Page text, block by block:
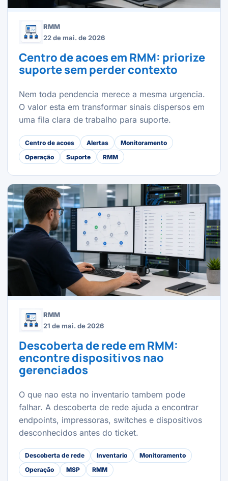
RMM
22 de mai. de 2026
Centro de acoes em RMM: priorize
suporte sem perder contexto
Nem toda pendencia merece a mesma urgencia.
O valor esta em transformar sinais dispersos em
uma fila clara de trabalho para suporte.
Centro de acoes Alertas
Monitoramento
Operação
Suporte RMM
RMM
21 de mai. de 2026
Descoberta de rede em RMM:
encontre dispositivos nao
gerenciados
O que nao esta no inventario tambem pode
falhar. A descoberta de rede ajuda a encontrar
endpoints, impressoras, switches e dispositivos
desconhecidos antes do ticket.
Descoberta de rede Inventario
Monitoramento
Operação
MSP RMM